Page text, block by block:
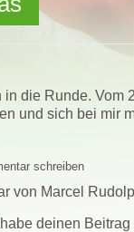
in die Runde. Vom
und sich bei mir
schreiben
von Marcel
deinen